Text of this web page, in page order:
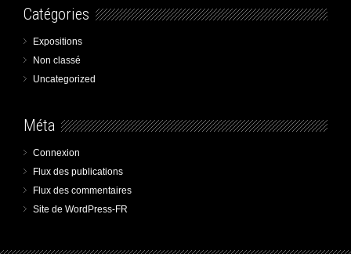
Catégories
Expositions
Non classé
Uncategorized
Méta
Connexion
Flux des publications
Flux des commentaires
Site de WordPress-FR